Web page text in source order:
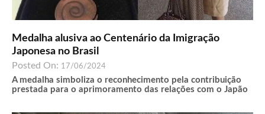
Medalha alusiva ao Centenário da Imigração
Japonesa no Brasil
Posted On: 17/06/2024
A medalha simboliza o reconhecimento pela contribuição
prestada para o aprimoramento das relações com o Japão